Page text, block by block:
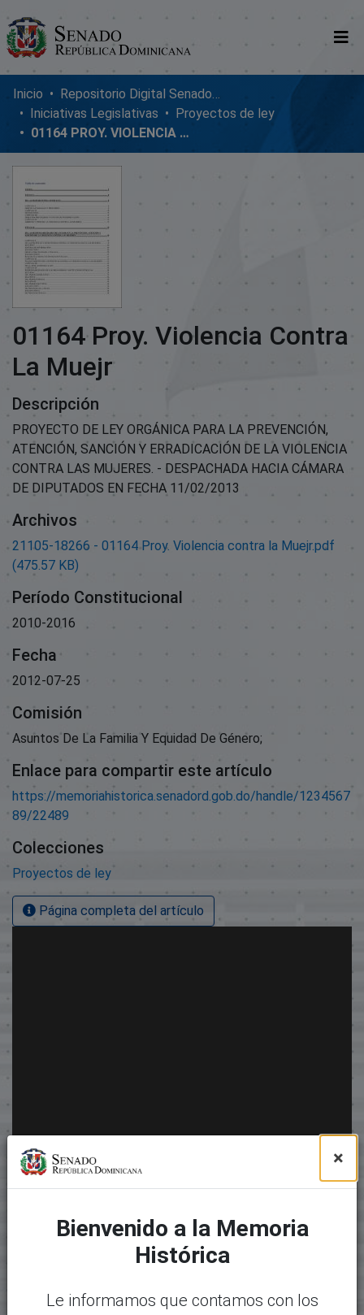
Comunidades
Glosario
Nosotros
Inicio
Repositorio Digital SenadoRD
Iniciativas Legislativas
Proyectos de ley
01164 PROY. VIOLENCIA CONTRA LA MUEJR
01164 Proy. Violencia Contra
La Muejr
Descripción
PROYECTO DE LEY ORGÁNICA PARA LA PREVENCIÓN,
ATENCIÓN, SANCIÓN Y ERRADICACIÓN DE LA VIOLENCIA
CONTRA LAS MUJERES. - DESPACHADA HACIA CÁMARA
DE DIPUTADOS EN FECHA 11/02/2013
Archivos
21105-18266 - 01164 Proy. Violencia contra la Muejr.pdf
(475.57 KB)
Período Constitucional
2010-2016
Fecha
2012-07-25
Comisión
Asuntos De La Familia Y Equidad De Género;
Enlace para compartir este artículo
https://memoriahistorica.senadord.gob.do/handle/1234567
89/22489
Colecciones
Proyectos de ley
Página completa del artículo
×
Bienvenido a la Memoria
Histórica
Le informamos que contamos con los